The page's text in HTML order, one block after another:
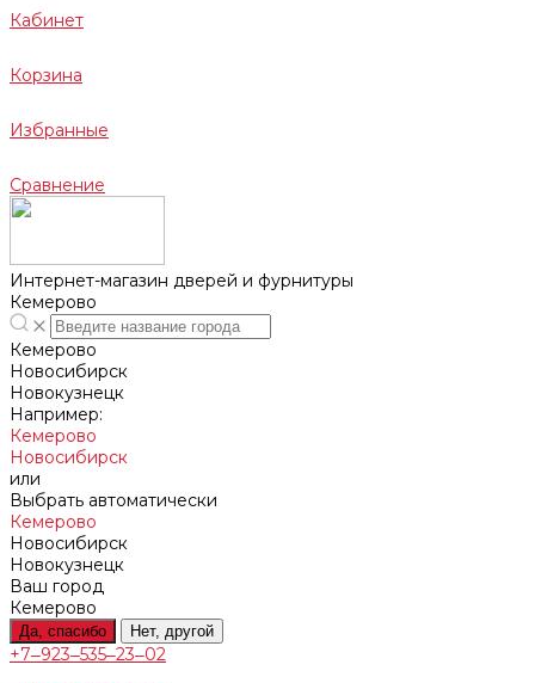
Кабинет
Корзина
Избранные
Сравнение
Интернет-магазин дверей и фурнитуры
Кемерово
Кемерово
Новосибирск
Новокузнецк
Например:
Кемерово
Новосибирск
или
Выбрать автоматически
Кемерово
Новосибирск
Новокузнецк
Ваш город
Кемерово
Да, спасибо Нет, другой
+7‒923‒535‒23‒02